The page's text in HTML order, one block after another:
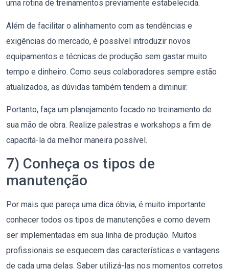
uma rotina de treinamentos previamente estabelecida.
Além de facilitar o alinhamento com as tendências e
exigências do mercado, é possível introduzir novos
equipamentos e técnicas de produção sem gastar muito
tempo e dinheiro. Como seus colaboradores sempre estão
atualizados, as dúvidas também tendem a diminuir.
Portanto, faça um planejamento focado no treinamento de
sua mão de obra. Realize palestras e workshops a fim de
capacitá-la da melhor maneira possível.
7) Conheça os tipos de
manutenção
Por mais que pareça uma dica óbvia, é muito importante
conhecer todos os tipos de manutenções e como devem
ser implementadas em sua linha de produção. Muitos
profissionais se esquecem das características e vantagens
de cada uma delas. Saber utilizá-las nos momentos corretos